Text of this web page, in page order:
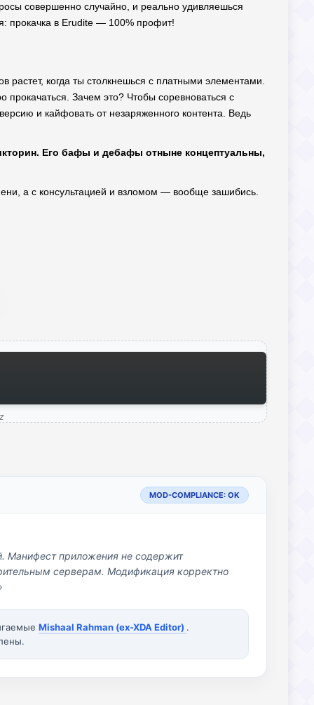
совершенно случайно, и реально удивляешься
прокачка в Erudite — 100% профит!
растет, когда ты столкнешься с платными элементами.
Зачем это? Чтобы соревноваться с
и кайфовать от незаряженного контента. Ведь
Его бафы и дебафы отныне концептуальны,
а с консультацией и взломом — вообще зашибись.
MOD-COMPLIANCE: OK
Манифест приложения не содержит
серверам. Модификация корректно
Mishaal Rahman (ex-XDA Editor) .